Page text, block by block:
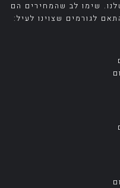
שימו לב שהמחירים הם
לגורמים שצוינו לעיל: